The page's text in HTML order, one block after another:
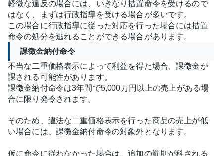
軽微な違反の場合には、いきなり措置命令を受けるので
はなく、まずは行政指導を受ける場合が多いです。
この場合に行政指導に従った対応を行った場合には措置
命令の処分を逃れることができる場合があります。
課徴金納付命令
不当な二重価格表示によって利益を得た場合、課徴金が
課される可能性があります。
課徴金納付命令は3年間で5,000万円以上の売上がある場
合に限り発令されます。
そのため、違法な二重価格表示を行った商品の売上が低
い場合には、課徴金納付命令の対象外となります。
仮に命令に従わなかった場合は、追加の罰則が科される